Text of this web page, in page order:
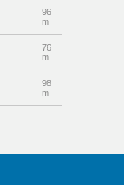
96
m
76
m
98
m